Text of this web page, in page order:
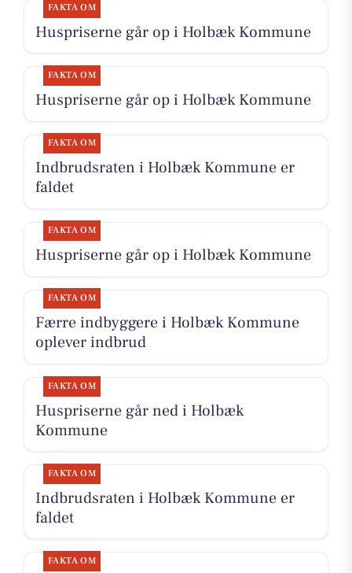
FAKTA OM
Huspriserne går op i Holbæk Kommune
FAKTA OM
Huspriserne går op i Holbæk Kommune
FAKTA OM
Indbrudsraten i Holbæk Kommune er
faldet
FAKTA OM
Huspriserne går op i Holbæk Kommune
FAKTA OM
Færre indbyggere i Holbæk Kommune
oplever indbrud
FAKTA OM
Huspriserne går ned i Holbæk
Kommune
FAKTA OM
Indbrudsraten i Holbæk Kommune er
faldet
FAKTA OM